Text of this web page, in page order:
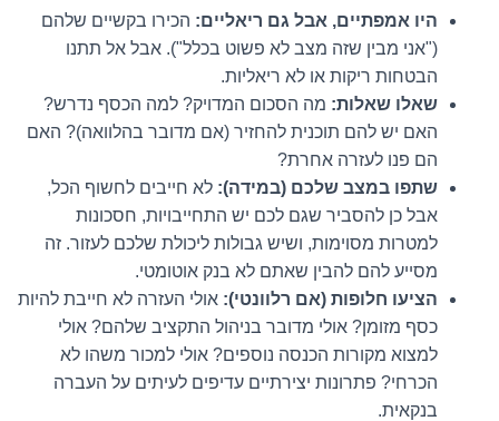
היו אמפתיים, אבל גם ריאליים: הכירו בקשיים שלהם
("אני מבין שזה מצב לא פשוט בכלל"). אבל אל תתנו
הבטחות ריקות או לא ריאליות.
שאלו שאלות: מה הסכום המדויק? למה הכסף נדרש?
האם יש להם תוכנית להחזיר (אם מדובר בהלוואה)? האם
הם פנו לעזרה אחרת?
שתפו במצב שלכם (במידה): לא חייבים לחשוף הכל,
אבל כן להסביר שגם לכם יש התחייבויות, חסכונות
למטרות מסוימות, ושיש גבולות ליכולת שלכם לעזור. זה
מסייע להם להבין שאתם לא בנק אוטומטי.
הציעו חלופות (אם רלוונטי): אולי העזרה לא חייבת להיות
כסף מזומן? אולי מדובר בניהול התקציב שלהם? אולי
למצוא מקורות הכנסה נוספים? אולי למכור משהו לא
הכרחי? פתרונות יצירתיים עדיפים לעיתים על העברה
בנקאית.